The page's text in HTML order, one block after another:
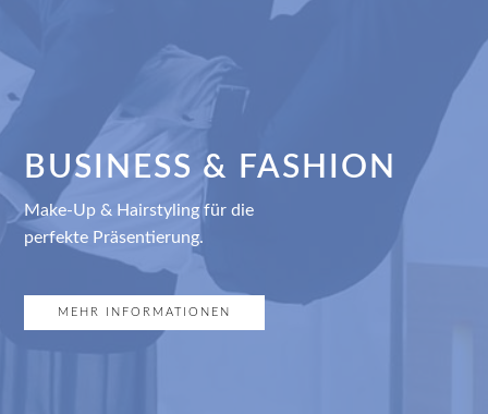
BUSINESS & FASHION
Make-Up & Hairstyling für die
perfekte Präsentierung.
MEHR INFORMATIONEN